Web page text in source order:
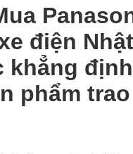
điện
khẳng
phẩm